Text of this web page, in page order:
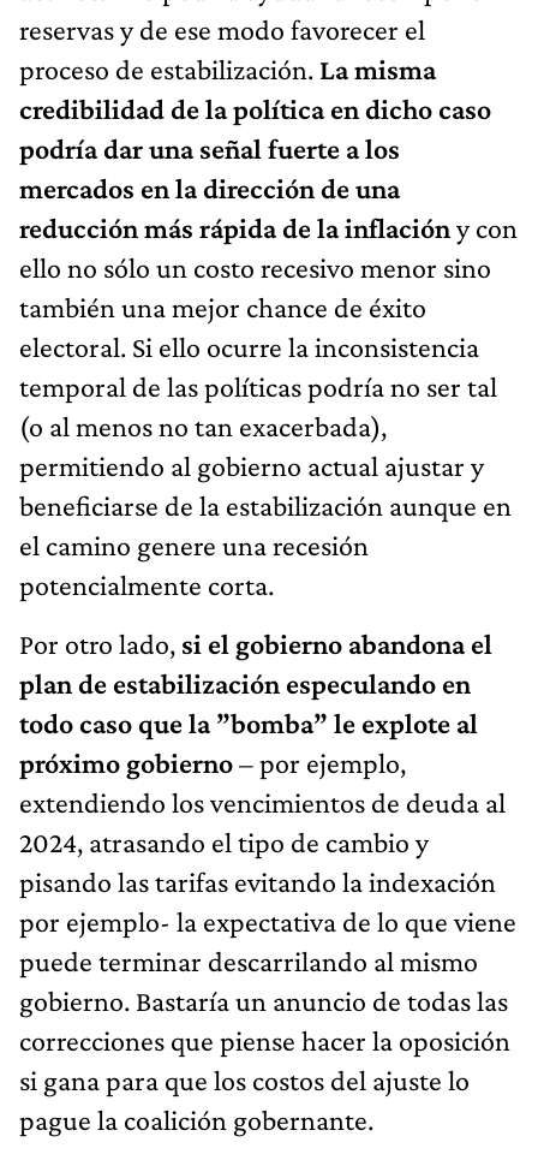
reservas y de ese modo favorecer el
proceso de estabilización. La misma
credibilidad de la política en dicho caso
podría dar una señal fuerte a los
mercados en la dirección de una
reducción más rápida de la inflacióny con
ello no sólo un costo recesivo menor sino
también una mejor chance de éxito
electoral. Si ello ocurre la inconsistencia
temporal de las políticas podría no ser tal
(o al menos no tan exacerbada),
permitiendo al gobierno actual ajustar y
beneficiarse de la estabilización aunque en
el camino genere una recesión
potencialmente corta.
Por otro lado, si el gobierno abandona el
plan de estabilización especulando en
todo caso que la ”bomba” le explote al
próximo gobierno– por ejemplo,
extendiendo los vencimientos de deuda al
2024, atrasando el tipo de cambio y
pisando las tarifas evitando la indexación
por ejemplo- la expectativa de lo que viene
puede terminar descarrilando al mismo
gobierno. Bastaría un anuncio de todas las
correcciones que piense hacer la oposición
si gana para que los costos del ajuste lo
pague la coalición gobernante.